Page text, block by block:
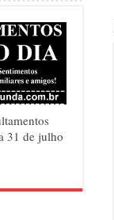
31 de julho